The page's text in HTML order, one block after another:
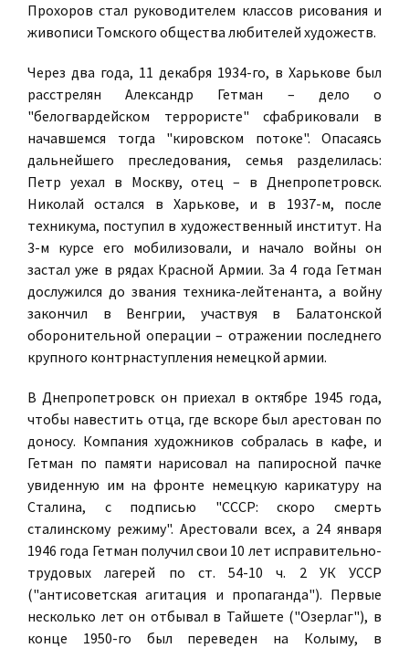
Прохоров стал руководителем классов рисования и
живописи Томского общества любителей художеств.
Через два года, 11 декабря 1934-го, в Харькове был
расстрелян Александр Гетман – дело о
"белогвардейском террористе" сфабриковали в
начавшемся тогда "кировском потоке". Опасаясь
дальнейшего преследования, семья разделилась:
Петр уехал в Москву, отец – в Днепропетровск.
Николай остался в Харькове, и в 1937-м, после
техникума, поступил в художественный институт. На
3-м курсе его мобилизовали, и начало войны он
застал уже в рядах Красной Армии. За 4 года Гетман
дослужился до звания техника-лейтенанта, а войну
закончил в Венгрии, участвуя в Балатонской
оборонительной операции – отражении последнего
крупного контрнаступления немецкой армии.
В Днепропетровск он приехал в октябре 1945 года,
чтобы навестить отца, где вскоре был арестован по
доносу. Компания художников собралась в кафе, и
Гетман по памяти нарисовал на папиросной пачке
увиденную им на фронте немецкую карикатуру на
Сталина, с подписью "СССР: скоро смерть
сталинскому режиму". Арестовали всех, а 24 января
1946 года Гетман получил свои 10 лет исправительно-
трудовых лагерей по ст. 54-10 ч. 2 УК УССР
("антисоветская агитация и пропаганда"). Первые
несколько лет он отбывал в Тайшете ("Озерлаг"), в
конце 1950-го был переведен на Колыму, в